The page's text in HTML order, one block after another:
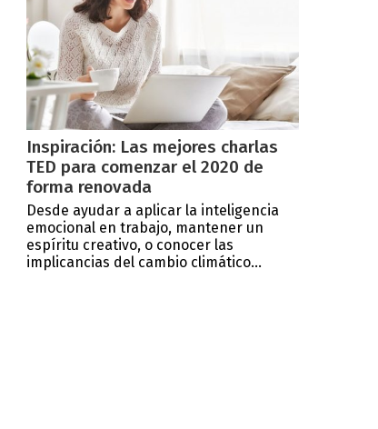
Inspiración: Las mejores charlas
TED para comenzar el 2020 de
forma renovada
Desde ayudar a aplicar la inteligencia
emocional en trabajo, mantener un
espíritu creativo, o conocer las
implicancias del cambio climático...